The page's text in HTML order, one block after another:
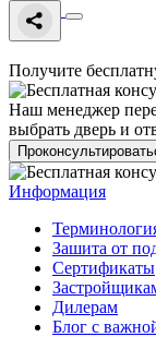
Получите
Наш менеджер
выбрать дверь и
Информация
Зашита от
Сертификаты
Дилерам
Блог с